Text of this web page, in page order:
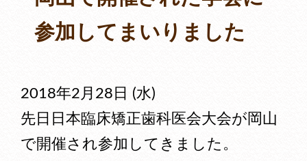
参加してまいりました
2018年2月28日 (水)
先日日本臨床矯正歯科医会大会が岡山
で開催され参加してきました。